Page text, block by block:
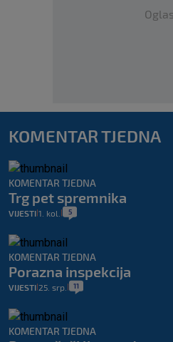
Oglas
KOMENTAR TJEDNA
KOMENTAR TJEDNA
Trg pet spremnika
VIJESTI 1. kol. 5
KOMENTAR TJEDNA
Porazna inspekcija
VIJESTI 25. srp. 11
KOMENTAR TJEDNA